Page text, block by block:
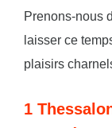
Prenons-nous
laisser ce
plaisirs
1